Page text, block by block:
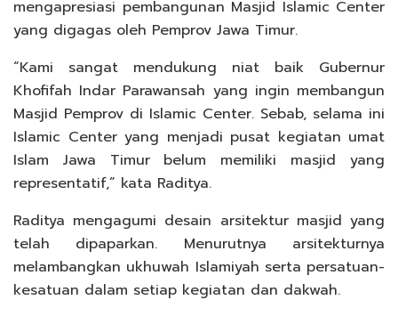
mengapresiasi pembangunan Masjid Islamic Center
yang digagas oleh Pemprov Jawa Timur.
“Kami sangat mendukung niat baik Gubernur
Khofifah Indar Parawansah yang ingin membangun
Masjid Pemprov di Islamic Center. Sebab, selama ini
Islamic Center yang menjadi pusat kegiatan umat
Islam Jawa Timur belum memiliki masjid yang
representatif,” kata Raditya.
Raditya mengagumi desain arsitektur masjid yang
telah dipaparkan. Menurutnya arsitekturnya
melambangkan ukhuwah Islamiyah serta persatuan-
kesatuan dalam setiap kegiatan dan dakwah.